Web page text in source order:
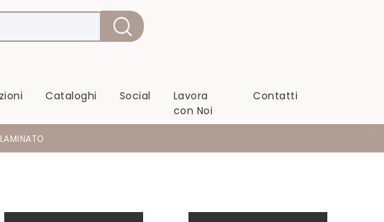
Cataloghi Social
Lavora
con Noi
Contatti